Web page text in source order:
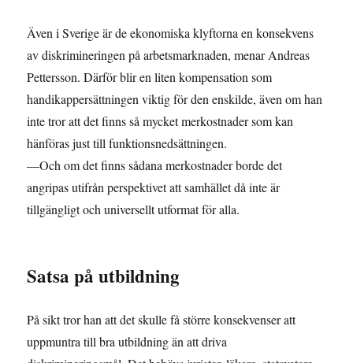
Även i Sverige är de ekonomiska klyftorna en konsekvens
av diskrimineringen på arbetsmarknaden, menar Andreas
Pettersson. Därför blir en liten kompensation som
handikappersättningen viktig för den enskilde, även om han
inte tror att det finns så mycket merkostnader som kan
hänföras just till funktionsnedsättningen.
—Och om det finns sådana merkostnader borde det
angripas utifrån perspektivet att samhället då inte är
tillgängligt och universellt utformat för alla.
Satsa på utbildning
På sikt tror han att det skulle få större konsekvenser att
uppmuntra till bra utbildning än att driva